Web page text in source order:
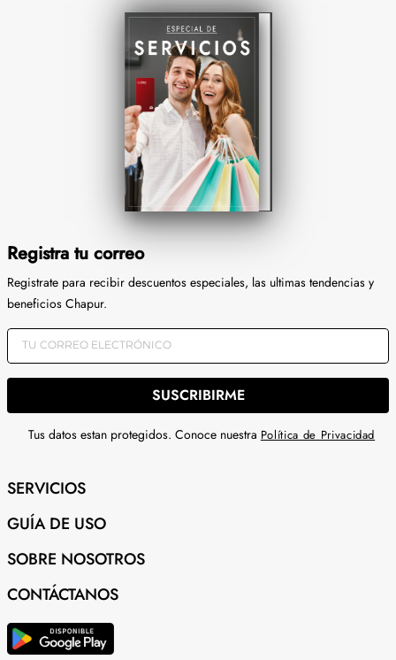
Registra tu correo
Registrate para recibir descuentos especiales, las ultimas tendencias y
beneficios Chapur.
SUSCRIBIRME
Tus datos estan protegidos. Conoce nuestra Política de Privacidad
SERVICIOS
GUÍA DE USO
SOBRE NOSOTROS
CONTÁCTANOS